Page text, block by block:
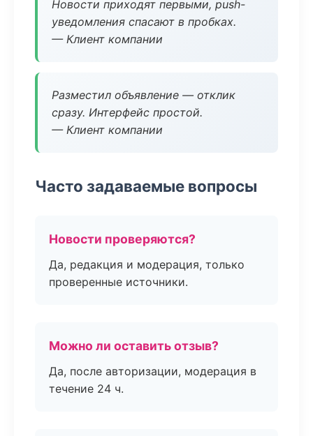
Новости приходят первыми, push-
уведомления спасают в пробках.
— Клиент компании
Разместил объявление — отклик
сразу. Интерфейс простой.
— Клиент компании
Часто задаваемые вопросы
Новости проверяются?
Да, редакция и модерация, только
проверенные источники.
Можно ли оставить отзыв?
Да, после авторизации, модерация в
течение 24 ч.